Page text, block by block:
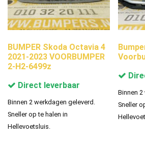
BUMPER Skoda Octavia 4
2021-2023 VOORBUMPER
2-H2-6499z
Direct leverbaar
Binnen 2 werkdagen geleverd.
Sneller op te halen in
Hellevoetsluis.
Binnen
Sneller